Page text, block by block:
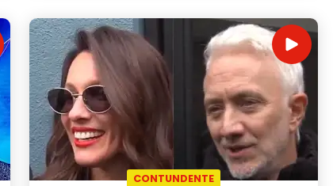
CONTUNDENTE